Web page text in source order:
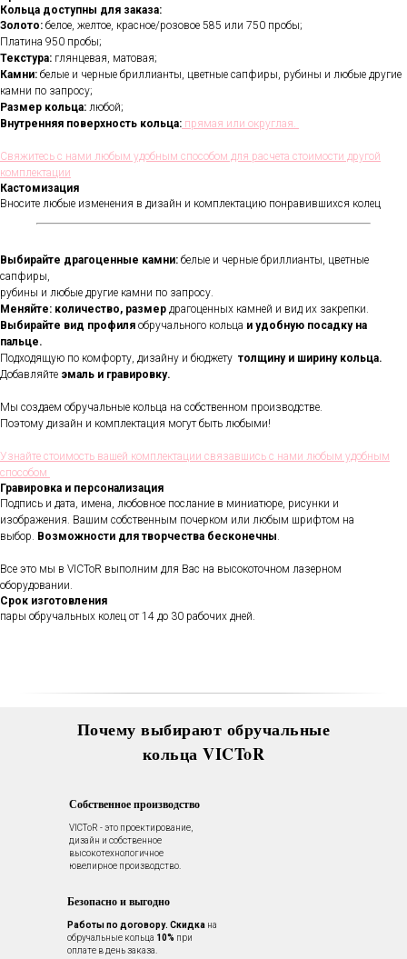
Кольца доступны для заказа:
Золото: белое, желтое, красное/розовое 585 или 750 пробы;
Платина 950 пробы;
Текстура: глянцевая, матовая;
Камни: белые и черные бриллианты, цветные сапфиры, рубины и любые другие
камни по запросу;
Размер кольца: любой;
Внутренняя поверхность кольца: прямая или округлая.
Свяжитесь с нами любым удобным способом для расчета стоимости другой
комплектации
Кастомизация
Вносите любые изменения в дизайн и комплектацию понравившихся колец
Выбирайте драгоценные камни: белые и черные бриллианты, цветные
сапфиры,
рубины и любые другие камни по запросу.
Меняйте: количество, размер драгоценных камней и вид их закрепки.
Выбирайте вид профиля обручального кольца и удобную посадку на
пальце.
Подходящую по комфорту, дизайну и бюджету толщину и ширину кольца.
Добавляйте эмаль и гравировку.
Мы создаем обручальные кольца на собственном производстве.
Поэтому дизайн и комплектация могут быть любыми!
Узнайте стоимость вашей комплектации связавшись с нами любым удобным
способом
Гравировка и персонализация
Подпись и дата, имена, любовное послание в миниатюре, рисунки и
изображения. Вашим собственным почерком или любым шрифтом на
выбор. Возможности для творчества бесконечны.
Все это мы в VICToR выполним для Вас на высокоточном лазерном
оборудовании.
Срок изготовления
пары обручальных колец от 14 до 30 рабочих дней.
VICToR - это проектирование,
дизайн и собственное
высокотехнологичное
ювелирное производство.
Работы по договору. Скидка на
обручальные кольца 10% при
оплате в день заказа.
Собственное производство
Безопасно и выгодно
Почему выбирают обручальные
кольца VICToR
В течении всего срока службы
обручальных колец, мы будем
Проверка закрепки камней,
Все это всегда доступно для